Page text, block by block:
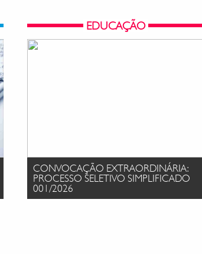
EDUCAÇÃO
CONVOCAÇÃO EXTRAORDINÁRIA:
PROCESSO SELETIVO SIMPLIFICADO
001/2026